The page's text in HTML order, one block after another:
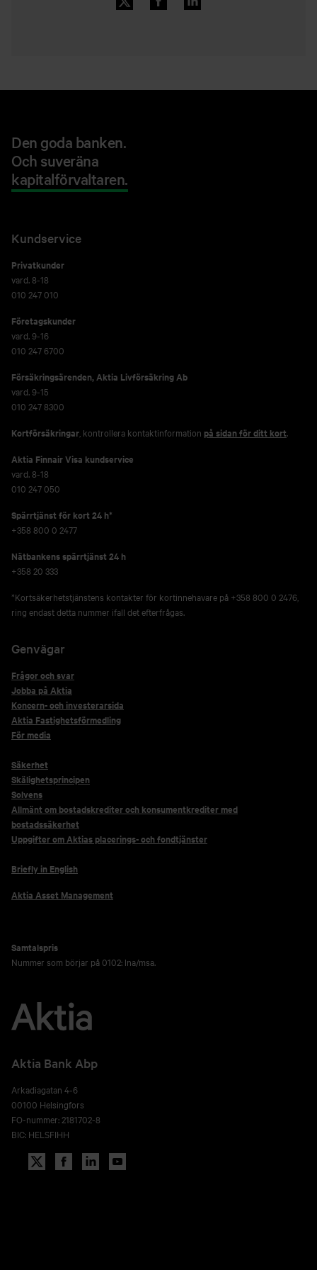
Den goda banken.
Och suveräna
kapitalförvaltaren.
Kundservice
Privatkunder
vard. 8-18
010 247 010
Företagskunder
vard. 9-16
010 247 6700
Försäkringsärenden,Aktia Livförsäkring Ab
vard. 9-15
010 247 8300
Kortförsäkringar , kontrollera kontaktinformation på sidan för ditt kort.
Aktia Finnair Visa kundservice
vard. 8-18
010 247 050
Spärrtjänst för kort 24 h*
+358 800 0 2477
Nätbankens spärrtjänst 24 h
+358 20 333
*Kortsäkerhetstjänstens kontakter för kortinnehavare på +358 800 0 2476,
ring endast detta nummer ifall det efterfrågas.
Genvägar
Frågor och svar
Jobba på Aktia
Koncern- och investerarsida
Aktia Fastighetsförmedling
För media
Säkerhet
Skälighetsprincipen
Solvens
Allmänt om bostadskrediter och konsumentkrediter med
bostadssäkerhet
Uppgifter om Aktias placerings- och fondtjänster
Briefly in English
Aktia Asset Management
Samtalspris
Nummer som börjar på 0102: lna/msa.
Aktia Bank Abp
Arkadiagatan 4-6
00100 Helsingfors
FO-nummer: 2181702-8
BIC: HELSFIHH